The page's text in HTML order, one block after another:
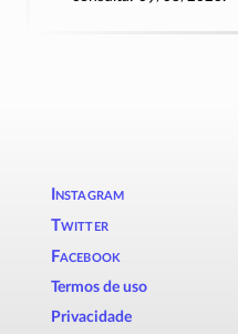
Instagram
Twitter
Facebook
Termos de uso
Privacidade